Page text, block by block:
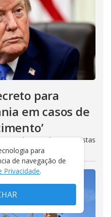
para
em casos de
20 mil e 25 mil mães turistas
e 2017
para
de navegação de
Privacidade.